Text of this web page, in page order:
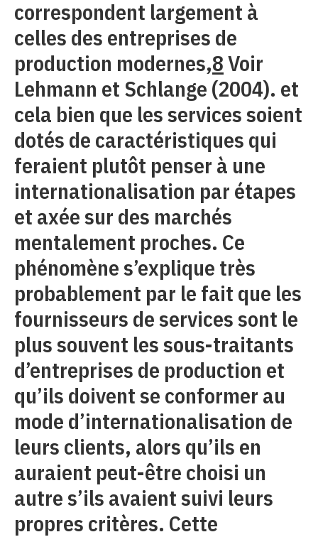
correspondent largement à
celles des entreprises de
production modernes,8Voir
Lehmann et Schlange (2004). et
cela bien que les services soient
dotés de caractéristiques qui
feraient plutôt penser à une
internationalisation par étapes
et axée sur des marchés
mentalement proches. Ce
phénomène s’explique très
probablement par le fait que les
fournisseurs de services sont le
plus souvent les sous-traitants
d’entreprises de production et
qu’ils doivent se conformer au
mode d’internationalisation de
leurs clients, alors qu’ils en
auraient peut-être choisi un
autre s’ils avaient suivi leurs
propres critères. Cette